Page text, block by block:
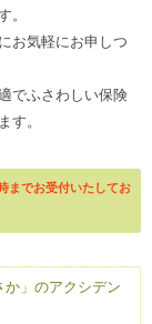
。
お気軽にお申しつ
でふさわしい保険
す。
までお受付いたしてお
」のアクシデン